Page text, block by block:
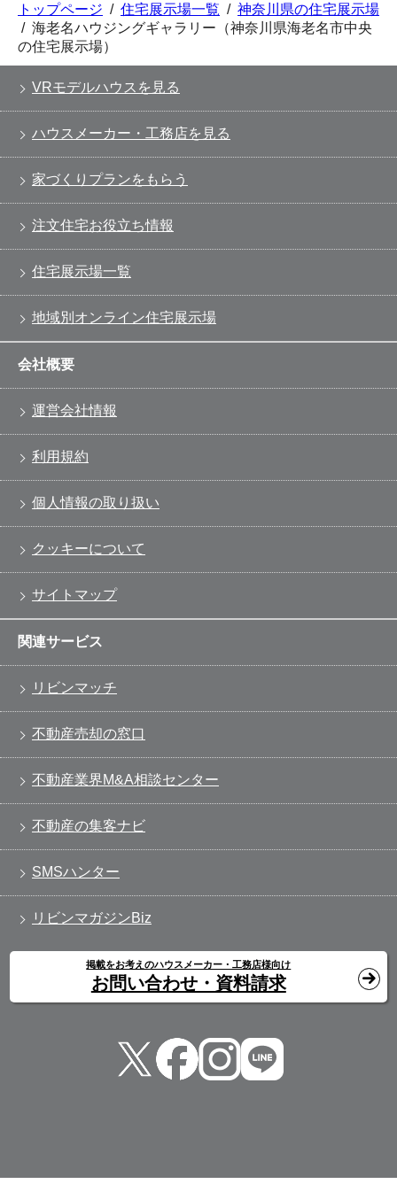
トップページ / 住宅展示場一覧 / 神奈川県の住宅展示場
/ 海老名ハウジングギャラリー（神奈川県海老名市中央
の住宅展示場）
VRモデルハウスを見る
ハウスメーカー・工務店を見る
家づくりプランをもらう
注文住宅お役立ち情報
住宅展示場一覧
地域別オンライン住宅展示場
会社概要
運営会社情報
利用規約
個人情報の取り扱い
クッキーについて
サイトマップ
関連サービス
リビンマッチ
不動産売却の窓口
不動産業界M&A相談センター
不動産の集客ナビ
SMSハンター
リビンマガジンBiz
掲載をお考えのハウスメーカー・工務店様向け
お問い合わせ・資料請求